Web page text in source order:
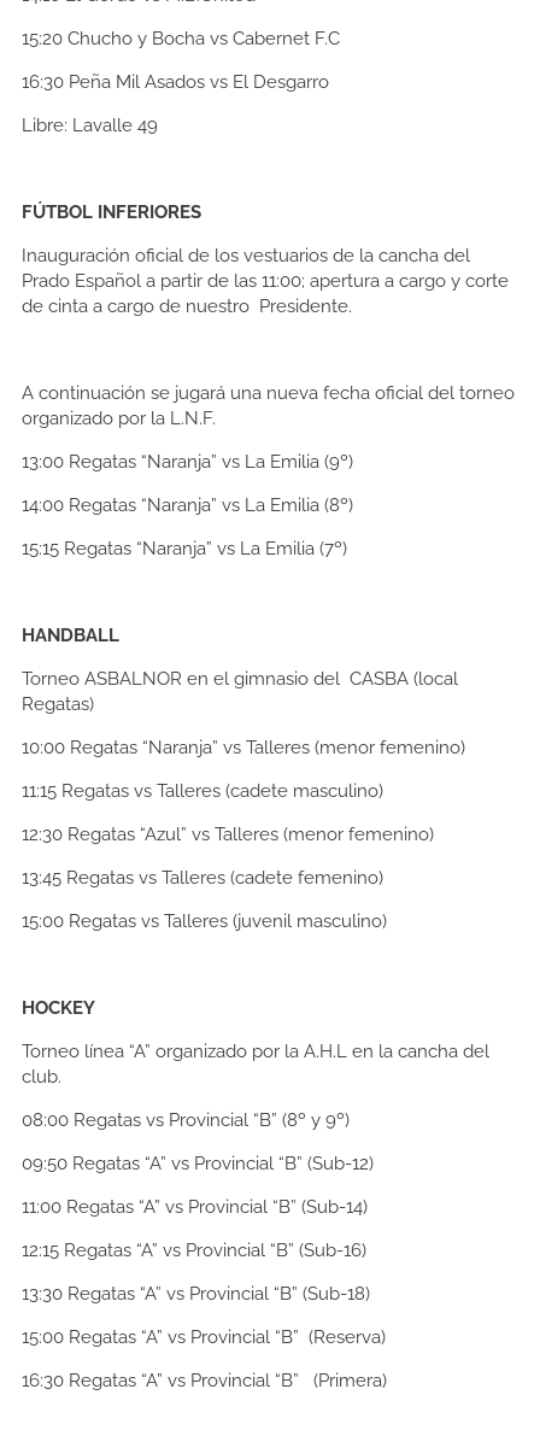
15:20 Chucho y Bocha vs Cabernet F.C
16:30 Peña Mil Asados vs El Desgarro
Libre: Lavalle 49
FÚTBOL INFERIORES
Inauguración oficial de los vestuarios de la cancha del
Prado Español a partir de las 11:00; apertura a cargo y corte
de cinta a cargo de nuestro Presidente.
A continuación se jugará una nueva fecha oficial del torneo
organizado por la L.N.F.
13:00 Regatas “Naranja” vs La Emilia (9º)
14:00 Regatas “Naranja” vs La Emilia (8º)
15:15 Regatas “Naranja” vs La Emilia (7º)
HANDBALL
Torneo ASBALNOR en el gimnasio del CASBA (local
Regatas)
10:00 Regatas “Naranja” vs Talleres (menor femenino)
11:15 Regatas vs Talleres (cadete masculino)
12:30 Regatas “Azul” vs Talleres (menor femenino)
13:45 Regatas vs Talleres (cadete femenino)
15:00 Regatas vs Talleres (juvenil masculino)
HOCKEY
Torneo línea “A” organizado por la A.H.L en la cancha del
club.
08:00 Regatas vs Provincial “B” (8º y 9º)
09:50 Regatas “A” vs Provincial “B” (Sub-12)
11:00 Regatas “A” vs Provincial “B” (Sub-14)
12:15 Regatas “A” vs Provincial “B” (Sub-16)
13:30 Regatas “A” vs Provincial “B” (Sub-18)
15:00 Regatas “A” vs Provincial “B” (Reserva)
16:30 Regatas “A” vs Provincial “B” (Primera)